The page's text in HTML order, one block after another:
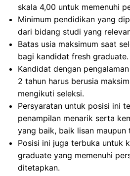
skala 4,00 untuk memenuhi
Minimum pendidikan yang
dari bidang studi yang
Batas usia maksimum saat
bagi kandidat fresh graduate.
Kandidat dengan
2 tahun harus berusia
mengikuti seleksi.
Persyaratan untuk posisi ini
penampilan menarik serta
yang baik, baik lisan maupun
Posisi ini juga terbuka untuk
graduate yang memenuhi
ditetapkan.